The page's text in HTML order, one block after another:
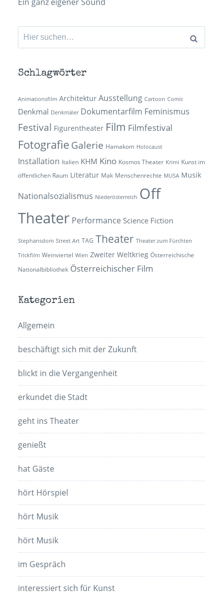
Ein ganz eigener Sound
Suchen
nach:
Schlagwörter
Animationsfilm Architektur Ausstellung Cartoon Comic
Denkmal Denkmäler Dokumentarfilm Feminismus
Festival Figurentheater Film Filmfestival
Fotografie Galerie Hamakom Holocaust
Installation Italien KHM Kino Kosmos Theater Krimi Kunst im
öffentlichen Raum Literatur Mak Menschenrechte MUSA Musik
Nationalsozialismus Niederösterreich Off
Theater Performance Science Fiction
Stephansdom Street Art TAG Theater Theater zum Fürchten
Trickfilm Weinviertel Wien Zweiter Weltkrieg Österreichische
Nationalbibliothek Österreichischer Film
Kategorien
Allgemein
beschäftigt sich mit der Zukunft
blickt in die Vergangenheit
erkundet die Stadt
geht ins Theater
genießt
hat Gäste
hört Hörspiel
hört Musik
hört Musik
im Gespräch
interessiert sich für Kunst